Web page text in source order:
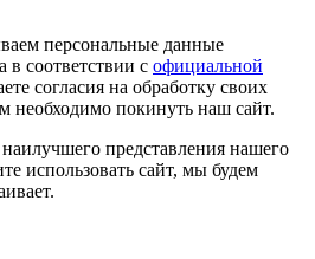
персональные данные
в соответствии с официальной
согласия на обработку своих
необходимо покинуть наш сайт.
представления нашего
использовать сайт, мы будем